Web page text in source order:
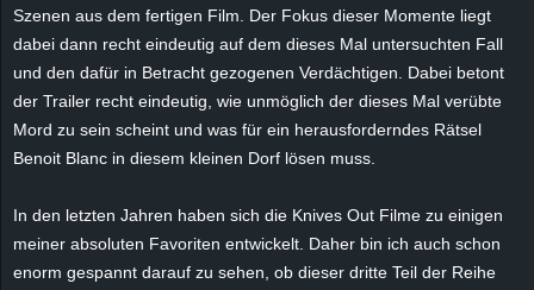
Szenen aus dem fertigen Film. Der Fokus dieser Momente liegt
dabei dann recht eindeutig auf dem dieses Mal untersuchten Fall
und den dafür in Betracht gezogenen Verdächtigen. Dabei betont
der Trailer recht eindeutig, wie unmöglich der dieses Mal verübte
Mord zu sein scheint und was für ein herausforderndes Rätsel
Benoit Blanc in diesem kleinen Dorf lösen muss.
In den letzten Jahren haben sich die Knives Out Filme zu einigen
meiner absoluten Favoriten entwickelt. Daher bin ich auch schon
enorm gespannt darauf zu sehen, ob dieser dritte Teil der Reihe